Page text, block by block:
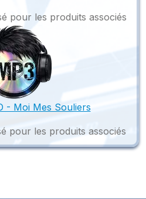
pour les produits associés
- Moi Mes Souliers
pour les produits associés